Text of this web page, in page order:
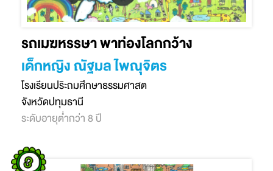
รถเมฆหรรษา พาท่องโลกกว้าง
เด็กหญิง ณัฐมล ไพณุจิตร
โรงเรียนปริะถมศึกษาธรรมศาสต
จังหวัดปทุมธานี
ระดับอายุต่ำกว่า 8 ปี